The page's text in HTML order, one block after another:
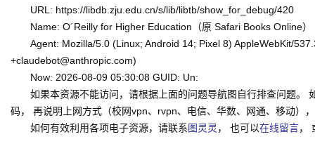
URL: https://libdb.zju.edu.cn/s/lib/libtb/show_for_debug/420
Name: O´Reilly for Higher Education（原 Safari Books Online）
Agent: Mozilla/5.0 (Linux; Android 14; Pixel 8) AppleWebKit/
+claudebot@anthropic.com)
Now: 2026-08-09 05:30:08 GUID: Un:
如果本资源不能访问，请根据上面的问题导航图自行排查问题。
码， 再说明上网方式（校网vpn、rvpn、电信、华数、网通、移动）
如何有效利用各项电子资源，请联系图灵灵 ， 也可以在线留言，